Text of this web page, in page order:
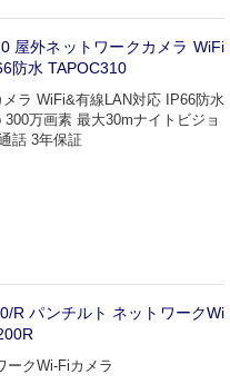
屋外ネットワークカメラ WiFi
防水 TAPOC310
ラ WiFi&有線LAN対応 IP66防水
万画素 最大30mナイトビジョ
話 3年保証
R パンチルト ネットワークWi
ークWi-Fiカメラ